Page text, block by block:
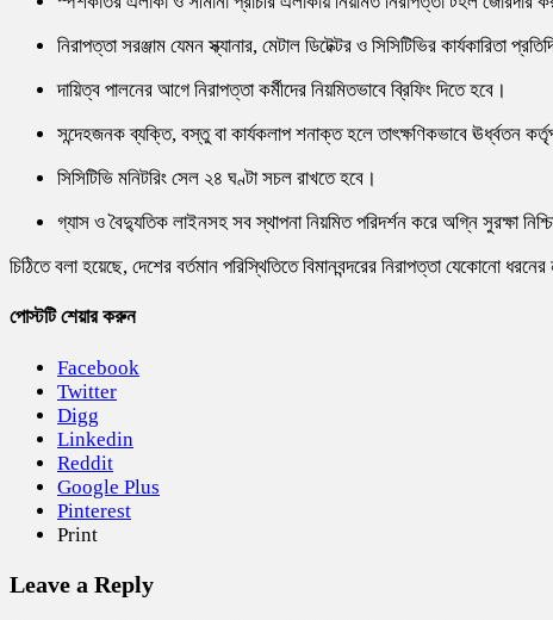
নিরাপত্তা সরঞ্জাম যেমন স্ক্যানার, মেটাল ডিটেক্টর ও সিসিটিভির কার্যকারিতা
দায়িত্ব পালনের আগে নিরাপত্তা কর্মীদের নিয়মিতভাবে ব্রিফিং দিতে হবে।
সন্দেহজনক ব্যক্তি, বস্তু বা কার্যকলাপ শনাক্ত হলে তাৎক্ষণিকভাবে ঊর্ধ্বতন
সিসিটিভি মনিটরিং সেল ২৪ ঘণ্টা সচল রাখতে হবে।
গ্যাস ও বৈদ্যুতিক লাইনসহ সব স্থাপনা নিয়মিত পরিদর্শন করে অগ্নি সুরক্ষা
চিঠিতে বলা হয়েছে, দেশের বর্তমান পরিস্থিতিতে বিমানবন্দরের নিরাপত্তা যেকোনো
পোস্টটি শেয়ার করুন
Facebook
Twitter
Digg
Linkedin
Reddit
Google Plus
Pinterest
Print
Leave a Reply